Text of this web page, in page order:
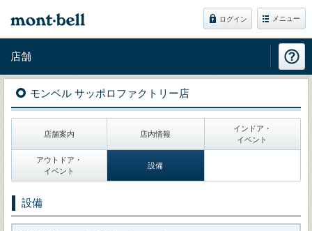
ログイン メニュー
店舗
モンベル サッポロファクトリー店
店舗案内 店内情報
インドア・
イベント
アウトドア・
イベント
設備
設備